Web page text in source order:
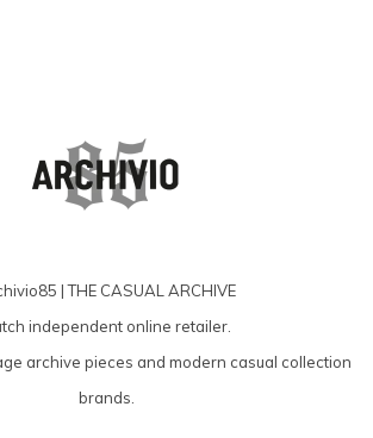
| THE CASUAL ARCHIVE
independent online retailer.
archive pieces and modern casual collection
brands.